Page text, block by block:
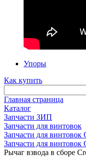
Упоры
Как купить
Главная страница
Каталог
Запчасти ЗИП
Запчасти для винтовок
Запчасти для винтовок
Запчасти для винтовок
Рычаг взвода в сборе